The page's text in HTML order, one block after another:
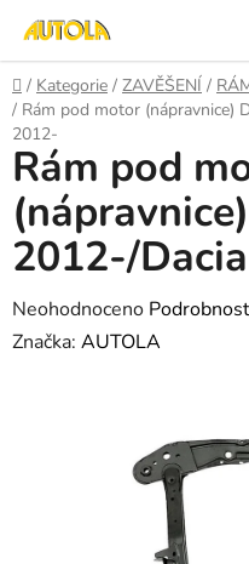
obsah
Domů
/ Kategorie / ZAVĚŠENÍ /
/ Rám pod motor (nápravnice)
2012-
Rám pod
2012-/
Průměrné
hodnocení
Neohodnoceno
Značka: AUTOLA